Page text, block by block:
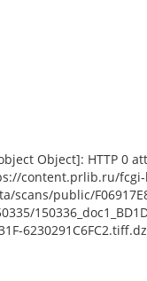
Object]: HTTP 0
content.prlib.ru/
scans/public/